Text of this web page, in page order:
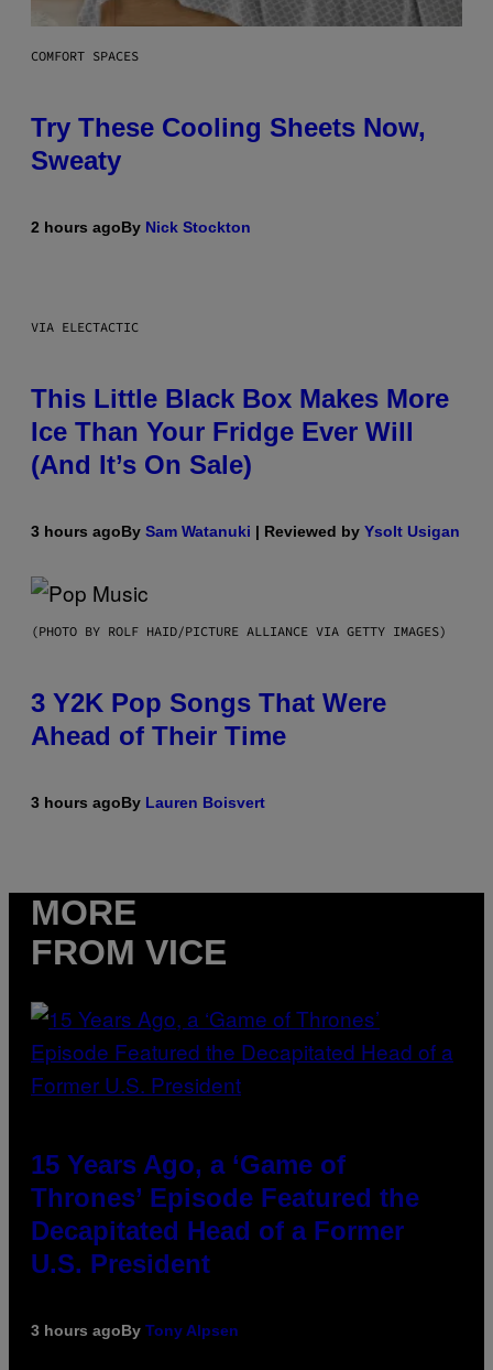
COMFORT SPACES
Try These Cooling Sheets Now,
Sweaty
2 hours agoBy Nick Stockton
VIA ELECTACTIC
This Little Black Box Makes More
Ice Than Your Fridge Ever Will
(And It’s On Sale)
3 hours agoBy Sam Watanuki | Reviewed by Ysolt Usigan
(PHOTO BY ROLF HAID/PICTURE ALLIANCE VIA GETTY IMAGES)
3 Y2K Pop Songs That Were
Ahead of Their Time
3 hours agoBy Lauren Boisvert
MORE
FROM VICE
15 Years Ago, a ‘Game of
Thrones’ Episode Featured the
Decapitated Head of a Former
U.S. President
3 hours agoBy Tony Alpsen